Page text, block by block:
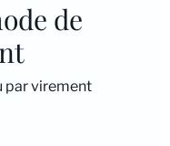
de
par virement